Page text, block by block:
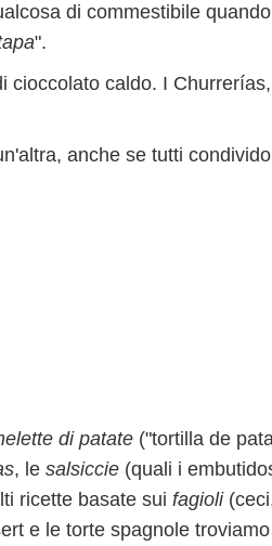
di commestibile
".
cioccolato caldo. I
anche se tutti
di patate ("tortilla de
, le salsiccie (quali i
ricette basate sui fagioli
e le torte spagnole troviamo